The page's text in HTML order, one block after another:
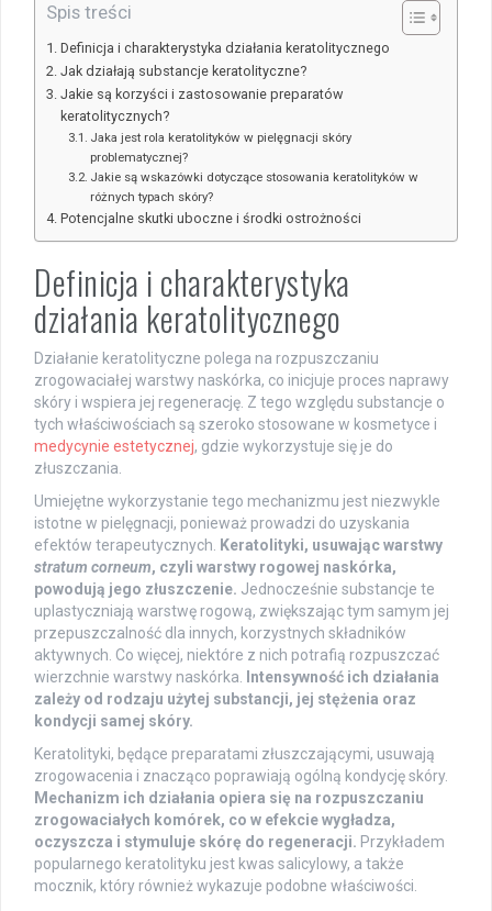
Spis treści
Definicja i charakterystyka działania keratolitycznego
Jak działają substancje keratolityczne?
Jakie są korzyści i zastosowanie preparatów
keratolitycznych?
Jaka jest rola keratolityków w pielęgnacji skóry
problematycznej?
Jakie są wskazówki dotyczące stosowania keratolityków w
różnych typach skóry?
Potencjalne skutki uboczne i środki ostrożności
Definicja i charakterystyka
działania keratolitycznego
Działanie keratolityczne polega na rozpuszczaniu
zrogowaciałej warstwy naskórka, co inicjuje proces naprawy
skóry i wspiera jej regenerację. Z tego względu substancje o
tych właściwościach są szeroko stosowane w kosmetyce i
medycynie estetycznej, gdzie wykorzystuje się je do
złuszczania.
Umiejętne wykorzystanie tego mechanizmu jest niezwykle
istotne w pielęgnacji, ponieważ prowadzi do uzyskania
efektów terapeutycznych. Keratolityki, usuwając warstwy
stratum corneum, czyli warstwy rogowej naskórka,
powodują jego złuszczenie. Jednocześnie substancje te
uplastyczniają warstwę rogową, zwiększając tym samym jej
przepuszczalność dla innych, korzystnych składników
aktywnych. Co więcej, niektóre z nich potrafią rozpuszczać
wierzchnie warstwy naskórka. Intensywność ich działania
zależy od rodzaju użytej substancji, jej stężenia oraz
kondycji samej skóry.
Keratolityki, będące preparatami złuszczającymi, usuwają
zrogowacenia i znacząco poprawiają ogólną kondycję skóry.
Mechanizm ich działania opiera się na rozpuszczaniu
zrogowaciałych komórek, co w efekcie wygładza,
oczyszcza i stymuluje skórę do regeneracji. Przykładem
popularnego keratolityku jest kwas salicylowy, a także
mocznik, który również wykazuje podobne właściwości.